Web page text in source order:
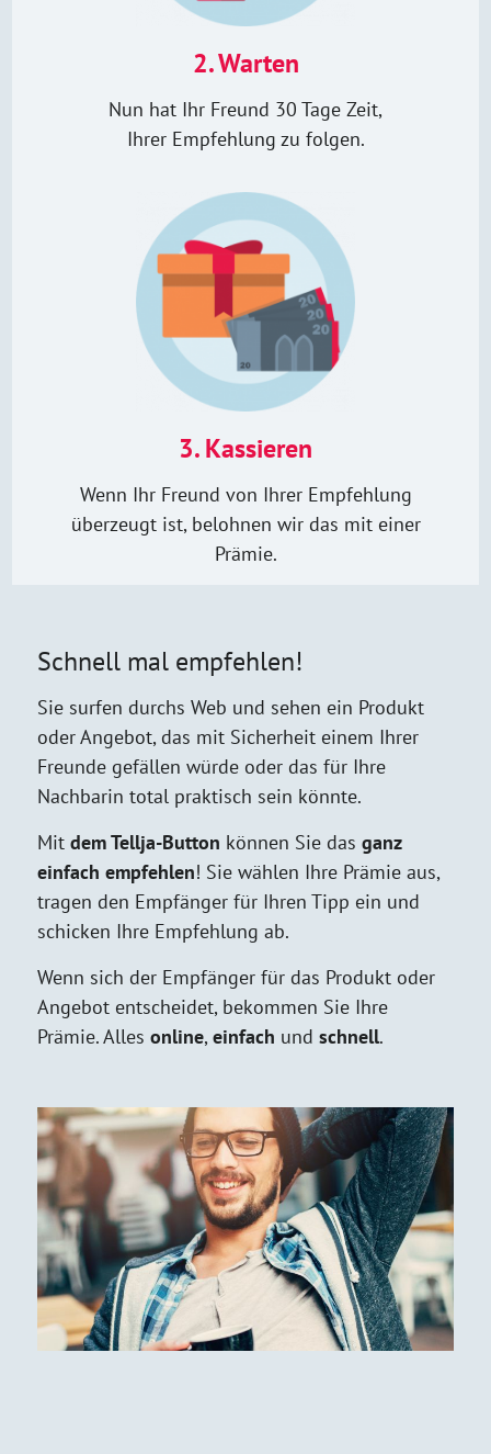
2. Warten
Nun hat Ihr Freund 30 Tage Zeit,
Ihrer Empfehlung zu folgen.
3. Kassieren
Wenn Ihr Freund von Ihrer Empfehlung
überzeugt ist, belohnen wir das mit einer
Prämie.
Schnell mal empfehlen!
Sie surfen durchs Web und sehen ein Produkt
oder Angebot, das mit Sicherheit einem Ihrer
Freunde gefällen würde oder das für Ihre
Nachbarin total praktisch sein könnte.
Mit dem Tellja-Button können Sie das ganz
einfach empfehlen! Sie wählen Ihre Prämie aus,
tragen den Empfänger für Ihren Tipp ein und
schicken Ihre Empfehlung ab.
Wenn sich der Empfänger für das Produkt oder
Angebot entscheidet, bekommen Sie Ihre
Prämie. Alles online,einfach und schnell.